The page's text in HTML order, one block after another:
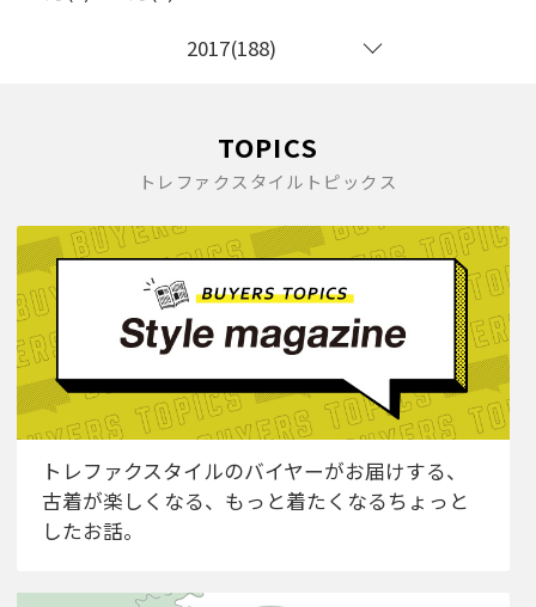
2017(188)
TOPICS
トレファクスタイルトピックス
トレファクスタイルのバイヤーがお届けする、
古着が楽しくなる、もっと着たくなるちょっと
したお話。